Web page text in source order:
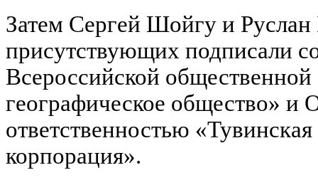
Затем Сергей Шойгу и
присутствующих подписали
Всероссийской общественной
географическое общество» и
ответственностью
корпорация».